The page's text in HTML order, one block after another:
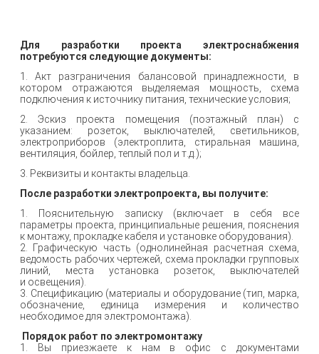
Для разработки проекта электроснабжения
потребуются следующие документы:
1. Акт разграничения балансовой принадлежности, в
котором отражаются выделяемая мощность, схема
подключения к источнику питания, технические условия;
2. Эскиз проекта помещения (поэтажный план) с
указанием: розеток, выключателей, светильников,
электроприборов (электроплита, стиральная машина,
вентиляция, бойлер, теплый пол и т.д.);
3. Реквизиты и контакты владельца.
После разработки электропроекта, вы получите:
1. Пояснительную записку (включает в себя все
параметры проекта, принципиальные решения, пояснения
к монтажу, прокладке кабеля и установке оборудования).
2. Графическую часть (однолинейная расчетная схема,
ведомость рабочих чертежей, схема прокладки групповых
линий, места установка розеток, выключателей
и освещения).
3. Спецификацию (материалы и оборудование (тип, марка,
обозначение, единица измерения и количество
необходимое для электромонтажа).
Порядок работ по электромонтажу
1. Вы приезжаете к нам в офис с документами